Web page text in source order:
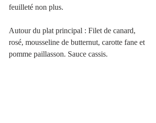
feuilleté non plus.
Autour du plat principal : Filet de canard,
rosé, mousseline de butternut, carotte fane et
pomme paillasson. Sauce cassis.